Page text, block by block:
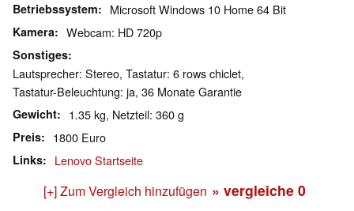
Betriebssystem Microsoft Windows 10 Home 64 Bit
Kamera Webcam: HD 720p
Sonstiges
Lautsprecher: Stereo, Tastatur: 6 rows chiclet,
Tastatur-Beleuchtung: ja, 36 Monate Garantie
Gewicht 1.35 kg, Netzteil: 360 g
Preis 1800 Euro
Links Lenovo Startseite
[+] Zum Vergleich hinzufügen » vergleiche 0